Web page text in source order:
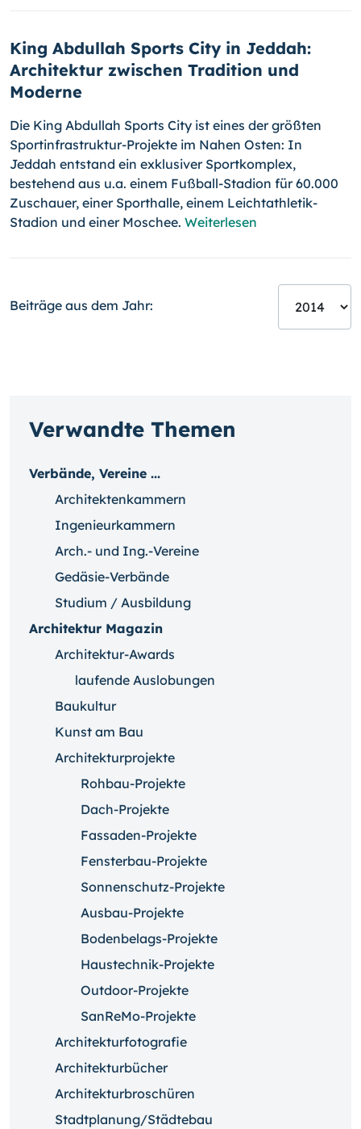
King Abdullah Sports City in Jeddah:
Architektur zwischen Tradition und
Moderne
Die King Abdullah Sports City ist eines der größten
Sportinfrastruktur-Pro­jekte im Nahen Osten: In
Jeddah entstand ein exklusiver Sportkomplex,
bestehend aus u.a. einem Fußball-Stadion für 60.000
Zuschauer, einer Sporthalle, einem Leichtathletik-
Stadion und einer Moschee. Weiterlesen
Beiträge aus dem Jahr:
Verwandte Themen
Verbände, Vereine ...
Architektenkammern
Ingenieurkammern
Arch.- und Ing.-Vereine
Gedäsie-Verbände
Studium / Ausbildung
Architektur Magazin
Architektur-Awards
laufende Auslobungen
Baukultur
Kunst am Bau
Architekturprojekte
Rohbau-Projekte
Dach-Projekte
Fassaden-Projekte
Fensterbau-Projekte
Sonnenschutz-Projekte
Ausbau-Projekte
Bodenbelags-Projekte
Haustechnik-Projekte
Outdoor-Projekte
SanReMo-Projekte
Architekturfotografie
Architekturbücher
Architekturbroschüren
Stadtplanung/Städtebau